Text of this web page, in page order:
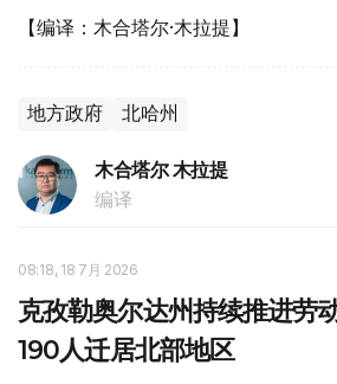
【编译：木合塔尔·木拉提】
地方政府 北哈州
木合塔尔 木拉提
编译
08:18, 18 7月 2026
克孜勒奥尔达州持续推进劳
190人迁居北部地区